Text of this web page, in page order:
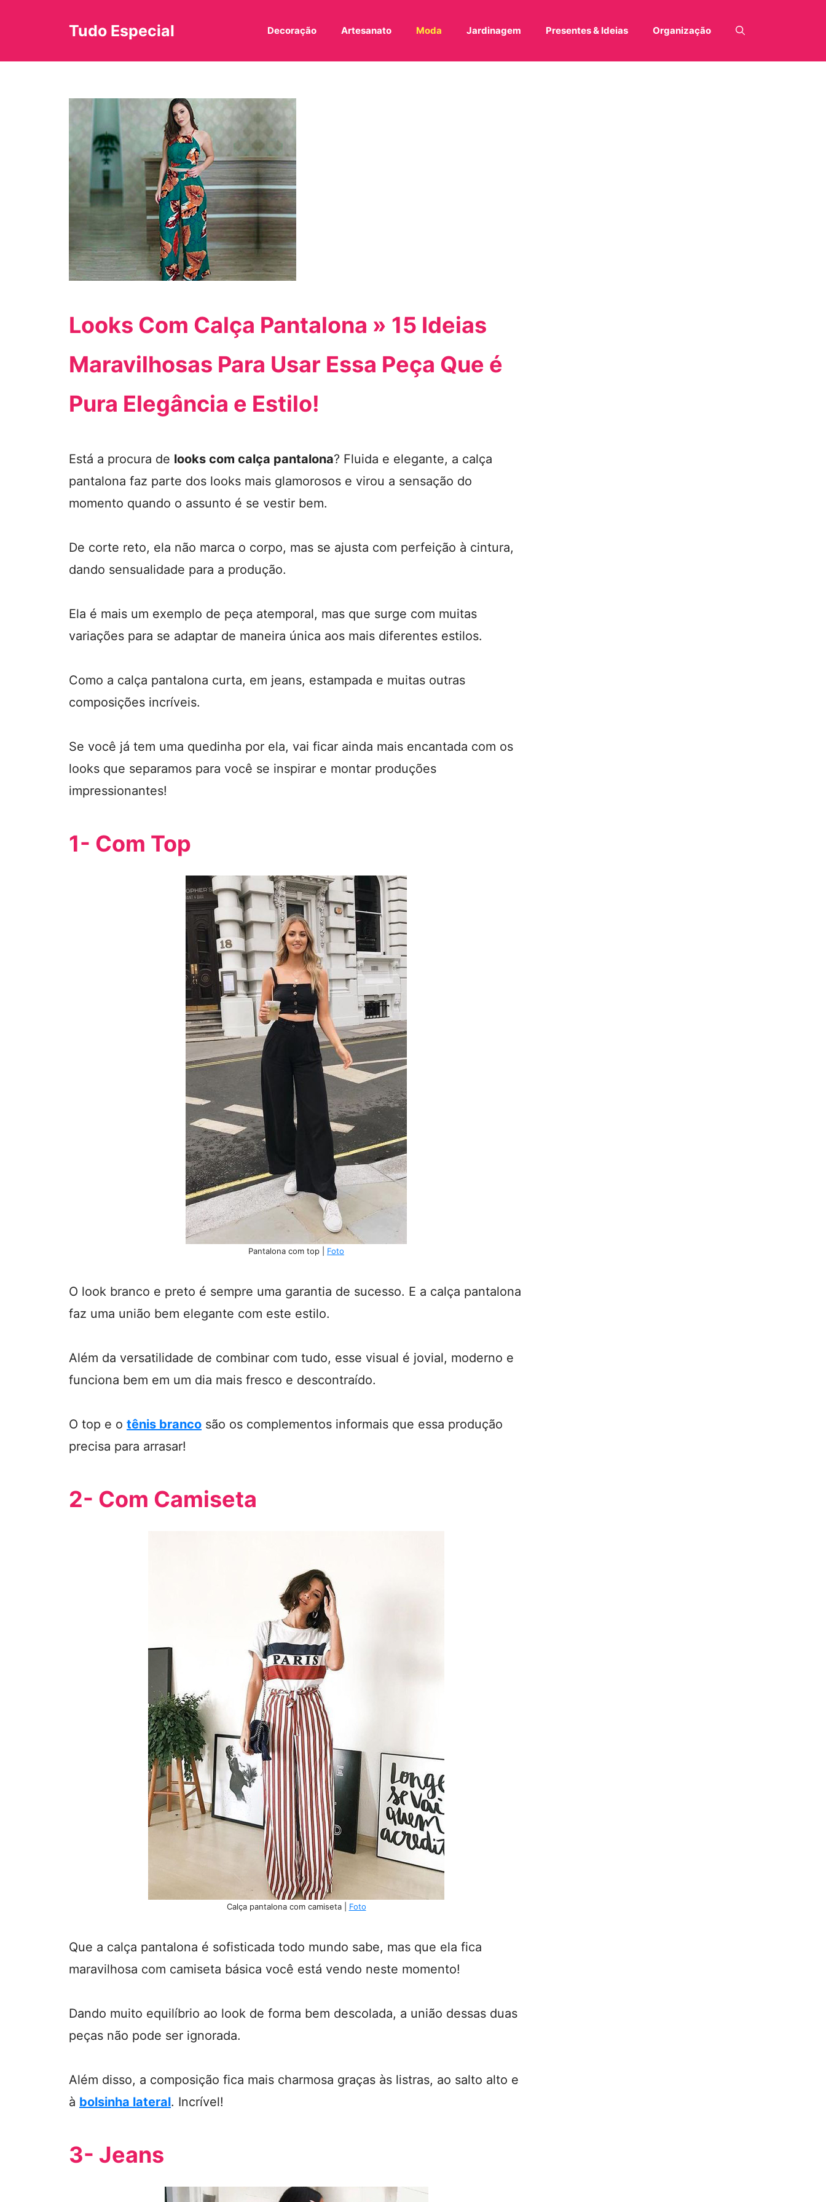
Tudo Especial Decoração Artesanato Moda Jardinagem Presentes & Ideias Organização
Looks Com Calça Pantalona » 15 Ideias
Maravilhosas Para Usar Essa Peça Que é
Pura Elegância e Estilo!
Está a procura de looks com calça pantalona? Fluida e elegante, a calça
pantalona faz parte dos looks mais glamorosos e virou a sensação do
momento quando o assunto é se vestir bem.
De corte reto, ela não marca o corpo, mas se ajusta com perfeição à cintura,
dando sensualidade para a produção.
Ela é mais um exemplo de peça atemporal, mas que surge com muitas
variações para se adaptar de maneira única aos mais diferentes estilos.
Como a calça pantalona curta, em jeans, estampada e muitas outras
composições incríveis.
Se você já tem uma quedinha por ela, vai ficar ainda mais encantada com os
looks que separamos para você se inspirar e montar produções
impressionantes!
1- Com Top
Pantalona com top | Foto
O look branco e preto é sempre uma garantia de sucesso. E a calça pantalona
faz uma união bem elegante com este estilo.
Além da versatilidade de combinar com tudo, esse visual é jovial, moderno e
funciona bem em um dia mais fresco e descontraído.
O top e o tênis branco são os complementos informais que essa produção
precisa para arrasar!
2- Com Camiseta
Calça pantalona com camiseta | Foto
Que a calça pantalona é sofisticada todo mundo sabe, mas que ela fica
maravilhosa com camiseta básica você está vendo neste momento!
Dando muito equilíbrio ao look de forma bem descolada, a união dessas duas
peças não pode ser ignorada.
Além disso, a composição fica mais charmosa graças às listras, ao salto alto e
à bolsinha lateral. Incrível!
3- Jeans